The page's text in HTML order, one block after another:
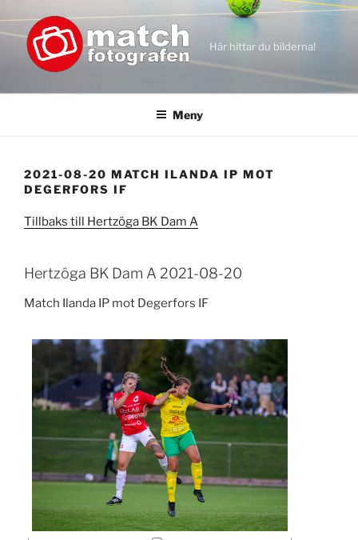
innehåll
Här hittar du bilderna!
Meny
2021-08-20 MATCH ILANDA IP MOT
DEGERFORS IF
Tillbaks till Hertzöga BK Dam A
Hertzöga BK Dam A 2021-08-20
Match Ilanda IP mot Degerfors IF